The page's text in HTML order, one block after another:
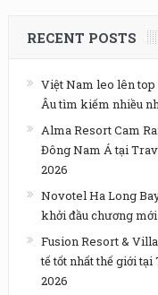
RECENT POSTS
Việt Nam leo lên top
Âu tìm kiếm nhiều
Alma Resort Cam
Đông Nam Á tại
2026
Novotel Ha Long
khởi đầu chương
Fusion Resort &
tế tốt nhất thế giới
2026